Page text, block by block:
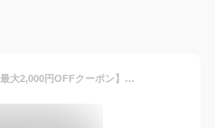
【お買い物マラソン限定｜最大2,000円OFFクーポン】マウンテンジャケット メンズ マウンテンパーカー ジャケット メンズ アウター ジップパーカー ブルゾン 長袖ジャケット 撥水ジャケット カジュアル 無地 ブラック パープル キャメル ジップアップ フー